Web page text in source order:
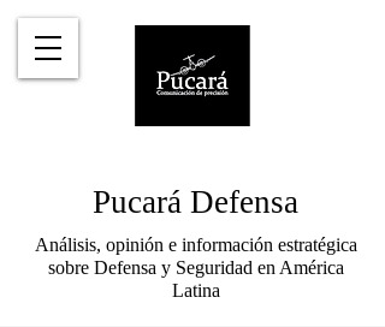
Pucará Defensa
Análisis, opinión e información estratégica
sobre Defensa y Seguridad en América
Latina